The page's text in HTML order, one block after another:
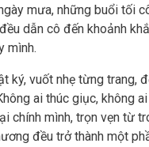
mưa, những buổi tối
dẫn cô đến khoảnh
mình.
ký, vuốt nhẹ từng trang,
ai thúc giục, không
chính mình, trọn vẹn từ
đều trở thành một